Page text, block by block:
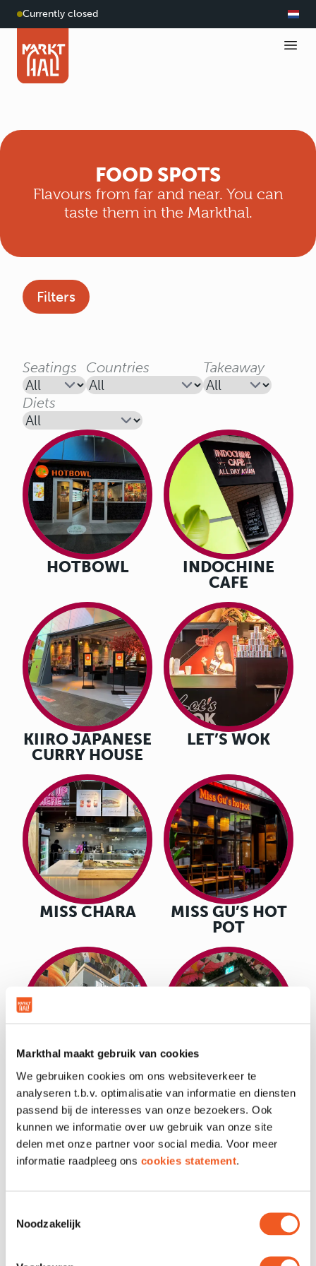
Markthal maakt gebruik van cookies
We gebruiken cookies om ons websiteverkeer te
analyseren t.b.v. optimalisatie van informatie en diensten
passend bij de interesses van onze bezoekers. Ook
kunnen we informatie over uw gebruik van onze site
delen met onze partner voor social media. Voor meer
informatie raadpleeg ons cookies statement.
Noodzakelijk
Currently closed
FOOD SPOTS
Flavours from far and near. You can
taste them in the Markthal.
Filters
Seatings Countries Takeaway
Diets
HOTBOWL
INDOCHINE
CAFE
KIIRO JAPANESE
CURRY HOUSE
LET’S WOK
MISS CHARA
MISS GU’S HOT
POT
PUNJABI
RAMEN BAR
SENSEI